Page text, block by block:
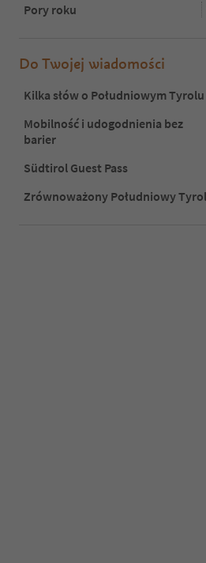
Pory roku
Do Twojej wiadomości
Kilka słów o Południowym Tyrolu
Mobilność i udogodnienia bez
barier
Südtirol Guest Pass
Zrównoważony Południowy Tyrol